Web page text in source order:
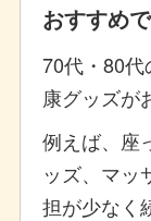
おすすめ
70代・80
康グッズが
例えば、座
ッズ、マッ
担が少なく